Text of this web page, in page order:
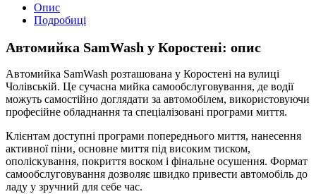
Опис
Подробиці
Автомийка SamWash у Коростені: опис
Автомийка SamWash розташована у Коростені на вулиці
Чолівській. Це сучасна мийка самообслуговування, де водії
можуть самостійно доглядати за автомобілем, використовуючи
професійне обладнання та спеціалізовані програми миття.
Клієнтам доступні програми попереднього миття, нанесення
активної піни, основне миття під високим тиском,
ополіскування, покриття воском і фінальне осушення. Формат
самообслуговування дозволяє швидко привести автомобіль до
ладу у зручний для себе час.